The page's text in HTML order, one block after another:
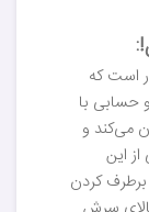
است که
حسابی با
می‌کند و
این
کردن